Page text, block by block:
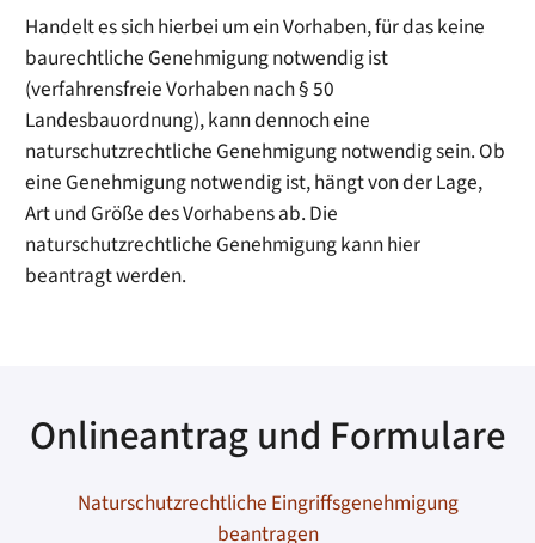
Handelt es sich hierbei um ein Vorhaben, für das keine
baurechtliche Genehmigung notwendig ist
(verfahrensfreie Vorhaben nach § 50
Landesbauordnung), kann dennoch eine
naturschutzrechtliche Genehmigung notwendig sein. Ob
eine Genehmigung notwendig ist, hängt von der Lage,
Art und Größe des Vorhabens ab. Die
naturschutzrechtliche Genehmigung kann hier
beantragt werden.
Onlineantrag und Formulare
Naturschutzrechtliche Eingriffsgenehmigung
beantragen